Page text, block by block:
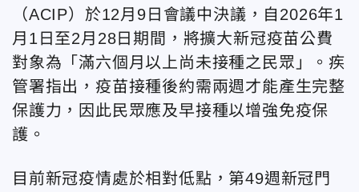
（ACIP）於12月9日會議中決議，自2026年1
月1日至2月28日期間，將擴大新冠疫苗公費
對象為「滿六個月以上尚未接種之民眾」。疾
管署指出，疫苗接種後約需兩週才能產生完整
保護力，因此民眾應及早接種以增強免疫保
護。
目前新冠疫情處於相對低點，第49週新冠門